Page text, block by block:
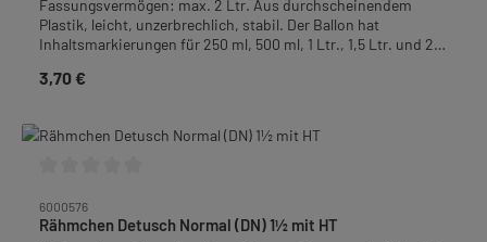
Fassungsvermögen: max. 2 Ltr. Aus durchscheinendem
Plastik, leicht, unzerbrechlich, stabil. Der Ballon hat
Inhaltsmarkierungen für 250 ml, 500 ml, 1 Ltr., 1,5 Ltr. und 2
finden, da genau dosiert werden kann.
Regulärer Preis:
3,70 €
6000576
Rähmchen Detusch Normal (DN) 1½ mit HT